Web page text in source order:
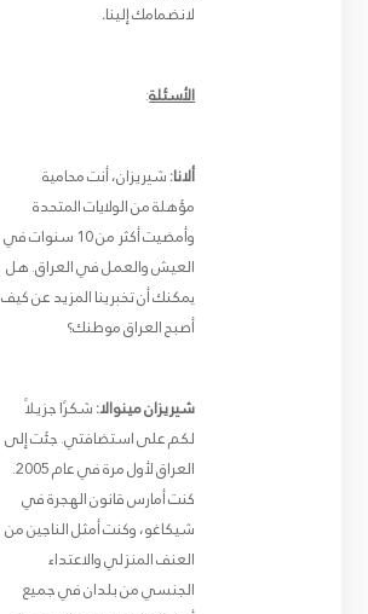
لانضمامك إلينا.
الأسئلة:
ألانا:شيريزان، أنت محامية
مؤهلة من الولايات المتحدة
وأمضيت أكثر من 10 سنوات في
العيش والعمل في العراق. هل
يمكنك أن تخبرينا المزيد عن كيف
أصبح العراق موطنك؟
شيريزان مينوالا:شكرًا جزيلاً
لكم على استضافتي. جئت إلى
العراق لأول مرة في عام 2005.
كنت أمارس قانون الهجرة في
شيكاغو، وكنت أمثل الناجين من
العنف المنزلي والاعتداء
الجنسي من بلدان في جميع